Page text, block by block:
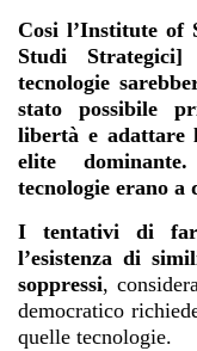
Cosi l’Institute of
Studi
tecnologie
stato possibile
libertà e adattare
elite
tecnologie erano a
I tentativi di far
l’esistenza di
soppressi,
democratico
quelle tecnologie.